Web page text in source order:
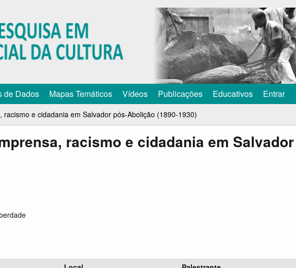
para
o
conteúdo
de Dados Mapas Temáticos Vídeos Publicações Educativos Entrar
e cidadania em Salvador pós-Abolição (1890-1930)
racismo e cidadania em